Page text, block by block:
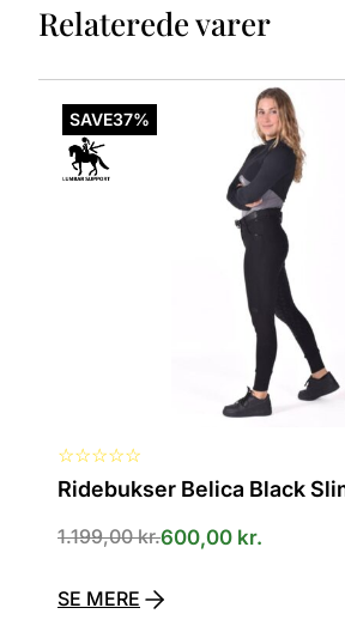
Relaterede varer
SAVE37%
☆☆☆☆☆
Ridebukser Belica Black
1.199,00kr.600,00 kr.
vare
har
flere
varianter.
SE MERE